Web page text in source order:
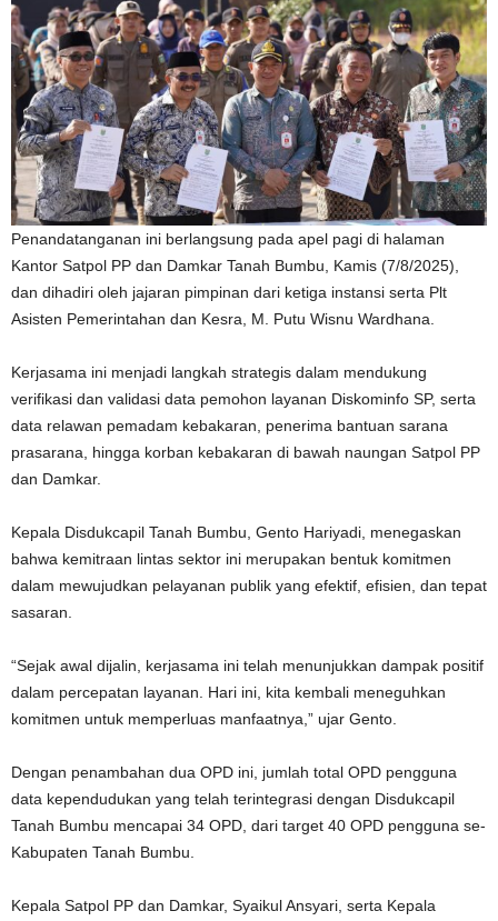
Penandatanganan ini berlangsung pada apel pagi di halaman
Kantor Satpol PP dan Damkar Tanah Bumbu, Kamis (7/8/2025),
dan dihadiri oleh jajaran pimpinan dari ketiga instansi serta Plt
Asisten Pemerintahan dan Kesra, M. Putu Wisnu Wardhana.
Kerjasama ini menjadi langkah strategis dalam mendukung
verifikasi dan validasi data pemohon layanan Diskominfo SP, serta
data relawan pemadam kebakaran, penerima bantuan sarana
prasarana, hingga korban kebakaran di bawah naungan Satpol PP
dan Damkar.
Kepala Disdukcapil Tanah Bumbu, Gento Hariyadi, menegaskan
bahwa kemitraan lintas sektor ini merupakan bentuk komitmen
dalam mewujudkan pelayanan publik yang efektif, efisien, dan tepat
sasaran.
“Sejak awal dijalin, kerjasama ini telah menunjukkan dampak positif
dalam percepatan layanan. Hari ini, kita kembali meneguhkan
komitmen untuk memperluas manfaatnya,” ujar Gento.
Dengan penambahan dua OPD ini, jumlah total OPD pengguna
data kependudukan yang telah terintegrasi dengan Disdukcapil
Tanah Bumbu mencapai 34 OPD, dari target 40 OPD pengguna se-
Kabupaten Tanah Bumbu.
Kepala Satpol PP dan Damkar, Syaikul Ansyari, serta Kepala